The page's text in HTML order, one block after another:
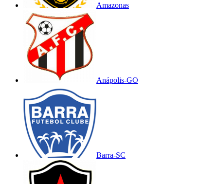
Amazonas
Anápolis-GO
Barra-SC